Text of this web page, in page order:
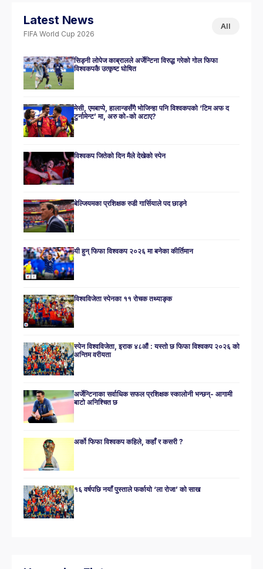
Latest News
FIFA World Cup 2026
All
सिड्नी लोपेज काब्रालले अर्जेन्टिना विरुद्ध गरेको गोल फिफा
विश्वकपकै उत्कृष्ट घोषित
मेसी, एमबाप्पे, हालान्डसँगै भोजिन्हा पनि विश्वकपको ‘टिम अफ द
टुर्नामेन्ट’ मा, अरु को-को अटाए?
विश्वकप जितेको दिन मैले देखेको स्पेन
बेल्जियमका प्रशिक्षक रुडी गार्सियाले पद छाड्ने
यी हुन् फिफा विश्वकप २०२६ मा बनेका कीर्तिमान
विश्वविजेता स्पेनका ११ रोचक तथ्याङ्क
स्पेन विश्वविजेता, इराक ४८औं : यस्तो छ फिफा विश्वकप २०२६ को
अन्तिम वरीयता
अर्जेन्टिनाका सर्वाधिक सफल प्रशिक्षक स्कालोनी भन्छन्- आगामी
बाटो अनिश्चित छ
अर्को फिफा विश्वकप कहिले, कहाँ र कसरी ?
१६ वर्षपछि नयाँ पुस्ताले फर्कायो ‘ला रोजा’ को साख